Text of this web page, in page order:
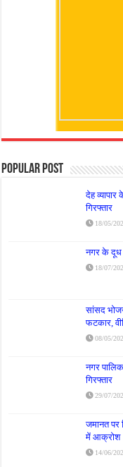
Popular Post
देह
गिरफ्तार
18/05/
नगर के दूध
18/07/
सांसद
फटकार,
08/05/
नगर
गिरफ्तार
29/07/
जमानत पर
में आक्रोश
14/06/